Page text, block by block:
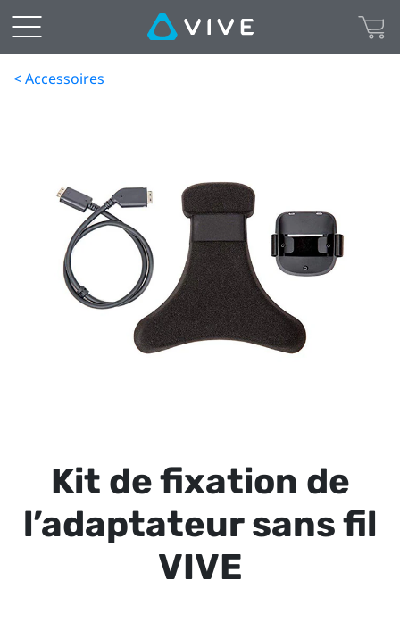
< Accessoires
Kit de fixation de
l’adaptateur sans fil
VIVE